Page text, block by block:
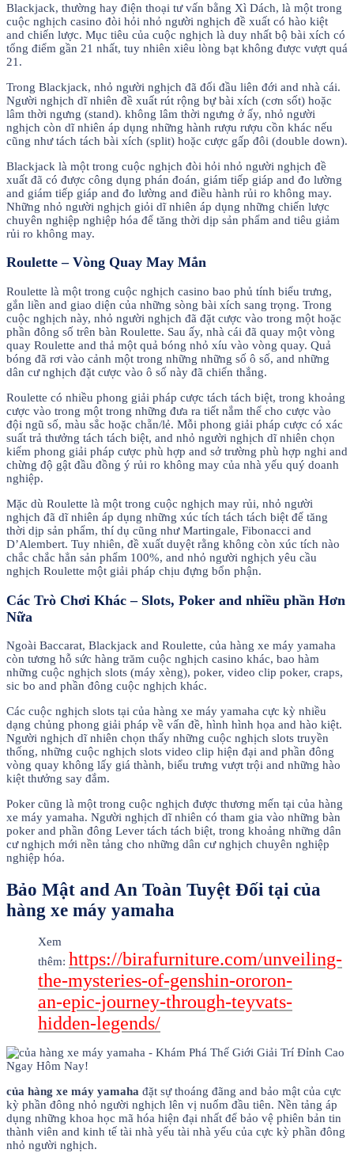
Blackjack, thường hay điện thoại tư vấn bằng Xì Dách, là một trong
cuộc nghịch casino đòi hỏi nhỏ người nghịch đề xuất có hào kiệt
and chiến lược. Mục tiêu của cuộc nghịch là duy nhất bộ bài xích có
tổng điểm gần 21 nhất, tuy nhiên xiêu lòng bạt không được vượt quá
21.
Trong Blackjack, nhỏ người nghịch đã đối đầu liên đới and nhà cái.
Người nghịch dĩ nhiên đề xuất rút rộng bự bài xích (cơn sốt) hoặc
lâm thời ngưng (stand). không lâm thời ngưng ở ấy, nhỏ người
nghịch còn dĩ nhiên áp dụng những hành rượu rượu cồn khác nếu
cũng như tách tách bài xích (split) hoặc cược gấp đôi (double down).
Blackjack là một trong cuộc nghịch đòi hỏi nhỏ người nghịch đề
xuất đã có được công dụng phán đoán, giám tiếp giáp and đo lường
and giám tiếp giáp and đo lường and điều hành rủi ro không may.
Những nhỏ người nghịch giỏi dĩ nhiên áp dụng những chiến lược
chuyên nghiệp nghiệp hóa để tăng thời dịp sản phẩm and tiêu giảm
rủi ro không may.
Roulette – Vòng Quay May Mắn
Roulette là một trong cuộc nghịch casino bao phủ tính biểu trưng,
gắn liền and giao diện của những sòng bài xích sang trọng. Trong
cuộc nghịch này, nhỏ người nghịch đã đặt cược vào trong một hoặc
phần đông số trên bàn Roulette. Sau ấy, nhà cái đã quay một vòng
quay Roulette and thả một quả bóng nhỏ xíu vào vòng quay. Quả
bóng đã rơi vào cảnh một trong những những số ô số, and những
dân cư nghịch đặt cược vào ô số này đã chiến thắng.
Roulette có nhiều phong giải pháp cược tách tách biệt, trong khoảng
cược vào trong một trong những đưa ra tiết nắm thể cho cược vào
đội ngũ số, màu sắc hoặc chẵn/lẻ. Mỗi phong giải pháp cược có xác
suất trả thưởng tách tách biệt, and nhỏ người nghịch dĩ nhiên chọn
kiếm phong giải pháp cược phù hợp and sở trường phù hợp nghi and
chừng độ gật đầu đồng ý rủi ro không may của nhà yếu quý doanh
nghiệp.
Mặc dù Roulette là một trong cuộc nghịch may rủi, nhỏ người
nghịch đã dĩ nhiên áp dụng những xúc tích tách tách biệt để tăng
thời dịp sản phẩm, thí dụ cũng như Martingale, Fibonacci and
D’Alembert. Tuy nhiên, đề xuất duyệt rằng không còn xúc tích nào
chắc chắc hẳn sản phẩm 100%, and nhỏ người nghịch yêu cầu
nghịch Roulette một giải pháp chịu đựng bổn phận.
Các Trò Chơi Khác – Slots, Poker and nhiều phần Hơn
Nữa
Ngoài Baccarat, Blackjack and Roulette, của hàng xe máy yamaha
còn tương hỗ sức hàng trăm cuộc nghịch casino khác, bao hàm
những cuộc nghịch slots (máy xèng), poker, video clip poker, craps,
sic bo and phần đông cuộc nghịch khác.
Các cuộc nghịch slots tại của hàng xe máy yamaha cực kỳ nhiều
dạng chủng phong giải pháp về vấn đề, hình hình họa and hào kiệt.
Người nghịch dĩ nhiên chọn thấy những cuộc nghịch slots truyền
thống, những cuộc nghịch slots video clip hiện đại and phần đông
vòng quay không lấy giá thành, biểu trưng vượt trội and những hào
kiệt thưởng say đắm.
Poker cũng là một trong cuộc nghịch được thương mến tại của hàng
xe máy yamaha. Người nghịch dĩ nhiên có tham gia vào những bàn
poker and phần đông Lever tách tách biệt, trong khoảng những dân
cư nghịch mới nền tảng cho những dân cư nghịch chuyên nghiệp
nghiệp hóa.
Bảo Mật and An Toàn Tuyệt Đối tại của
hàng xe máy yamaha
Xem
thêm: https://birafurniture.com/unveiling-
the-mysteries-of-genshin-ororon-
an-epic-journey-through-teyvats-
hidden-legends/
của hàng xe máy yamaha đặt sự thoáng đãng and bảo mật của cực
kỳ phần đông nhỏ người nghịch lên vị nuốm đầu tiên. Nền tảng áp
dụng những khoa học mã hóa hiện đại nhất để bảo vệ phiên bản tin
thành viên and kinh tế tài nhà yếu tài nhà yếu của cực kỳ phần đông
nhỏ người nghịch.